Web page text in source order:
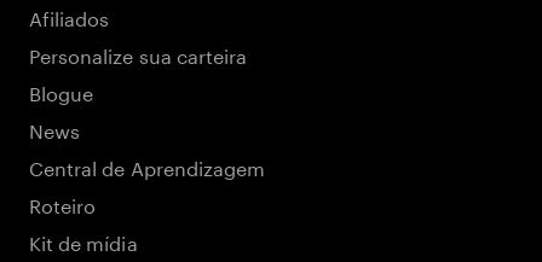
Afiliados
Personalize sua carteira
Blogue
News
Central de Aprendizagem
Roteiro
Kit de mídia